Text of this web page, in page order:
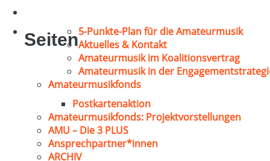
Seiten5-Punkte-Plan für die Amateurmusik
Aktuelles & Kontakt
Amateurmusik im Koalitionsvertrag
Amateurmusik in der
Amateurmusikfonds
Postkartenaktion
Amateurmusikfonds: Projektvorstellungen
AMU – Die 3 PLUS
Ansprechpartner*innen
ARCHIV